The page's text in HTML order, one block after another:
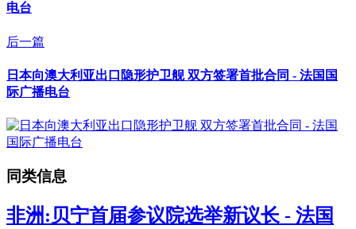
电台
后一篇
日本向澳大利亚出口隐形护卫舰 双方签署首批合同 - 法国国
际广播电台
同类信息
非洲:贝宁首届参议院选举新议长 - 法国